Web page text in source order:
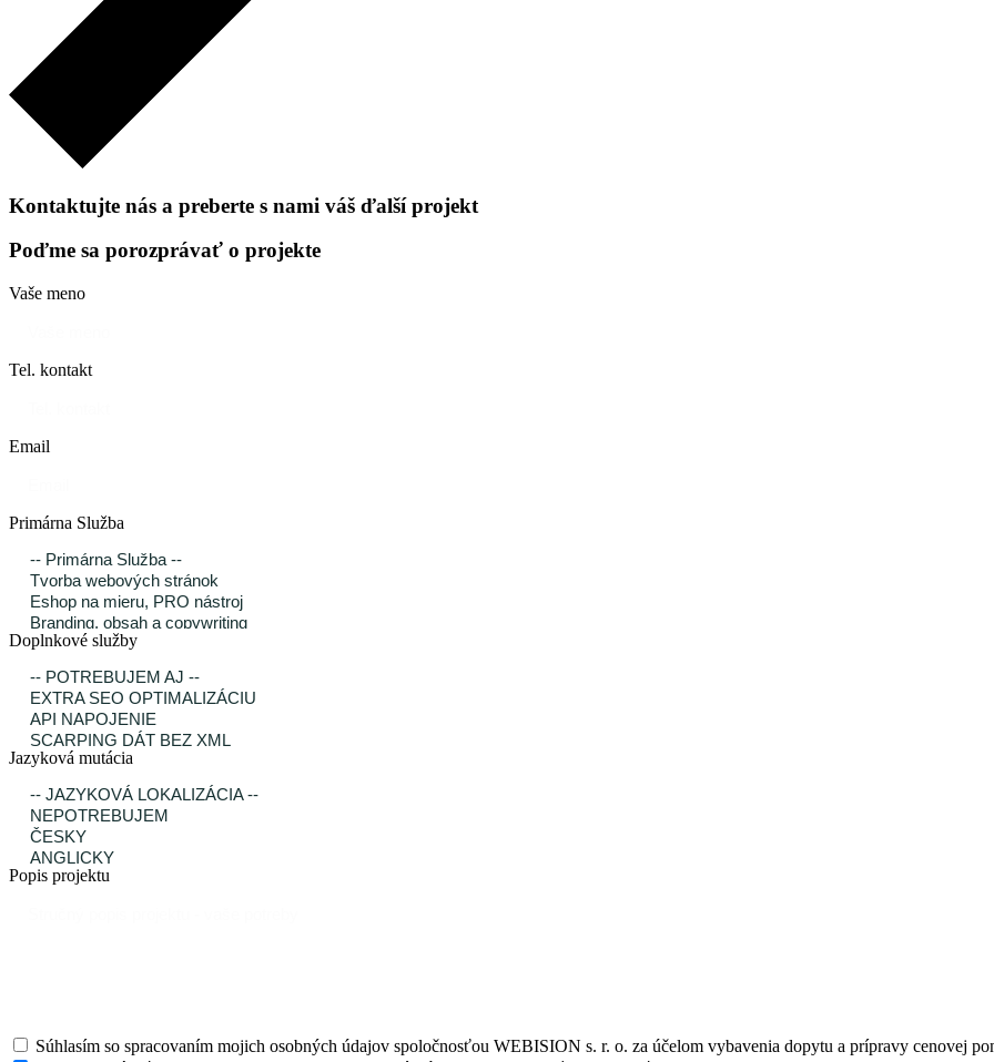
Kontaktujte nás a preberte s nami váš ďalší projekt
Poďme sa porozprávať o projekte
Vaše meno
Tel. kontakt
Email
Primárna Služba
Doplnkové služby
Jazyková mutácia
Popis projektu
Súhlasím so spracovaním mojich osobných údajov spoločnosťou WEBISION s. r. o. za účelom vybavenia dopytu a prípravy cenovej